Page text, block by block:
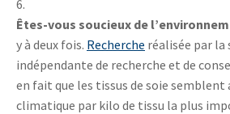
Êtes-vous soucieux de
y à deux fois. Recherche réalisée par la
indépendante de recherche et de
en fait que les tissus de soie semblent
climatique par kilo de tissu la plus